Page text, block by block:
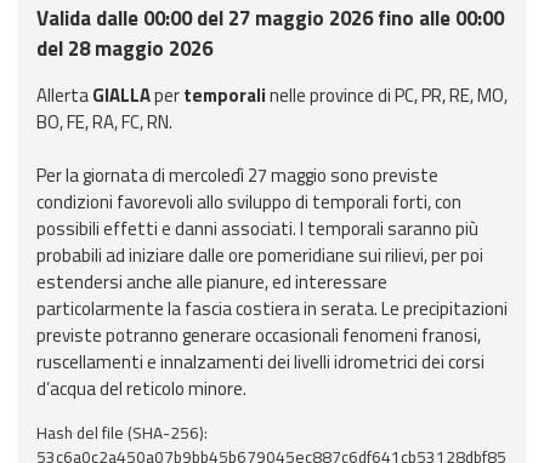
Previsioni meteo e
marine
Dati osservati
Radar meteo
Strumenti
Operativi
Report
Valida dalle 00:00 del 27 maggio 2026 fino alle 00:00
del 28 maggio 2026
AllertaGIALLApertemporalinelle province di PC, PR, RE, MO,
BO, FE, RA, FC, RN.
Per la giornata di mercoledì 27 maggio sono previste
condizioni favorevoli allo sviluppo di temporali forti, con
possibili effetti e danni associati. I temporali saranno più
probabili ad iniziare dalle ore pomeridiane sui rilievi, per poi
estendersi anche alle pianure, ed interessare
particolarmente la fascia costiera in serata. Le precipitazioni
previste potranno generare occasionali fenomeni franosi,
ruscellamenti e innalzamenti dei livelli idrometrici dei corsi
d’acqua del reticolo minore.
Hash del file (SHA-256):
53c6a0c2a450a07b9bb45b679045ec887c6df641cb53128dbf85